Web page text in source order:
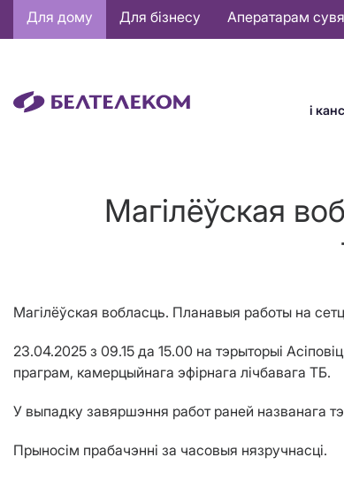
Основная
навигация
Для дому Для бізнесу Аператарам
і
Магілёўская
Магілёўская вобласць. Планавыя работы на
23.04.2025 з 09.15 да 15.00 на тэрыторыі
праграм, камерцыйнага эфірнага лічбавага ТБ.
У выпадку завяршэння работ раней названага
Прыносім прабачэнні за часовыя нязручнасці.